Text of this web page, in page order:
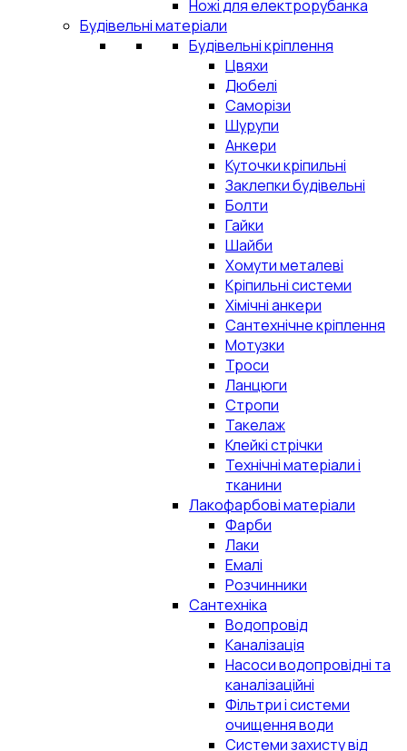
Ножі для електрорубанка
Будівельні матеріали
Будівельні кріплення
Цвяхи
Дюбелі
Саморізи
Шурупи
Анкери
Куточки кріпильні
Заклепки будівельні
Болти
Гайки
Шайби
Хомути металеві
Кріпильні системи
Хімічні анкери
Сантехнічне кріплення
Мотузки
Троси
Ланцюги
Стропи
Такелаж
Клейкі стрічки
Технічні матеріали і
тканини
Лакофарбові матеріали
Фарби
Лаки
Емалі
Розчинники
Сантехніка
Водопровід
Каналізація
Насоси водопровідні та
каналізаційні
Фільтри і системи
очищення води
Системи захисту від